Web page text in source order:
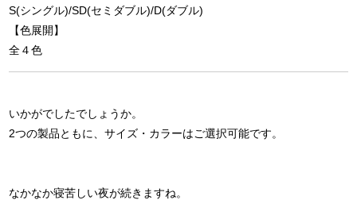
S(シングル)/SD(セミダブル)/D(ダブル)
【色展開】
全４色
いかがでしたでしょうか。
2つの製品ともに、サイズ・カラーはご選択可能です。
なかなか寝苦しい夜が続きますね。